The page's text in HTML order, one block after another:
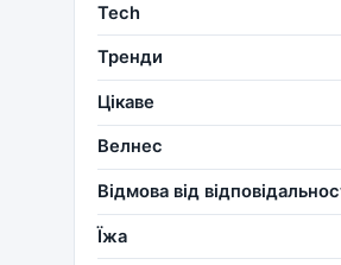
Tech
Тренди
Цікаве
Велнес
Відмова від
Їжа